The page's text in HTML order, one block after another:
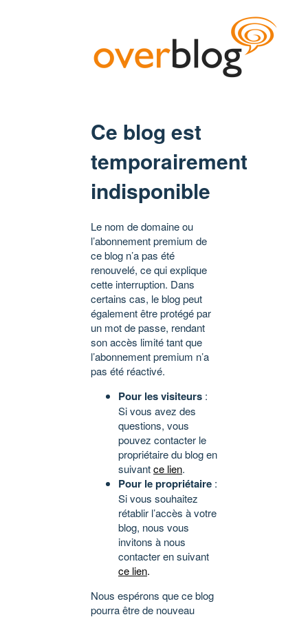
Ce blog est
temporairement
indisponible
Le nom de domaine ou
l’abonnement premium de
ce blog n’a pas été
renouvelé, ce qui explique
cette interruption. Dans
certains cas, le blog peut
également être protégé par
un mot de passe, rendant
son accès limité tant que
l’abonnement premium n’a
pas été réactivé.
Pour les visiteurs :
Si vous avez des
questions, vous
pouvez contacter le
propriétaire du blog en
suivantce lien.
Pour le propriétaire :
Si vous souhaitez
rétablir l’accès à votre
blog, nous vous
invitons à nous
contacter en suivant
ce lien.
Nous espérons que ce blog
pourra être de nouveau